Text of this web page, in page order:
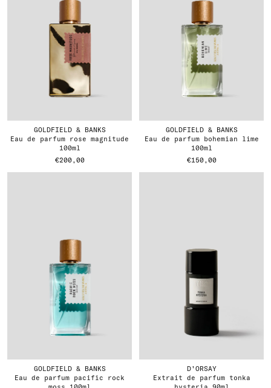
GOLDFIELD & BANKS
eau de parfum rose magnitude
100ml
€200,00
GOLDFIELD & BANKS
eau de parfum bohemian lime
100ml
€150,00
GOLDFIELD & BANKS
eau de parfum pacific rock
D'ORSAY
extrait de parfum tonka